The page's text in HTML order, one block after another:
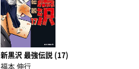
新黒沢 最強伝説 (17)
福本 伸行